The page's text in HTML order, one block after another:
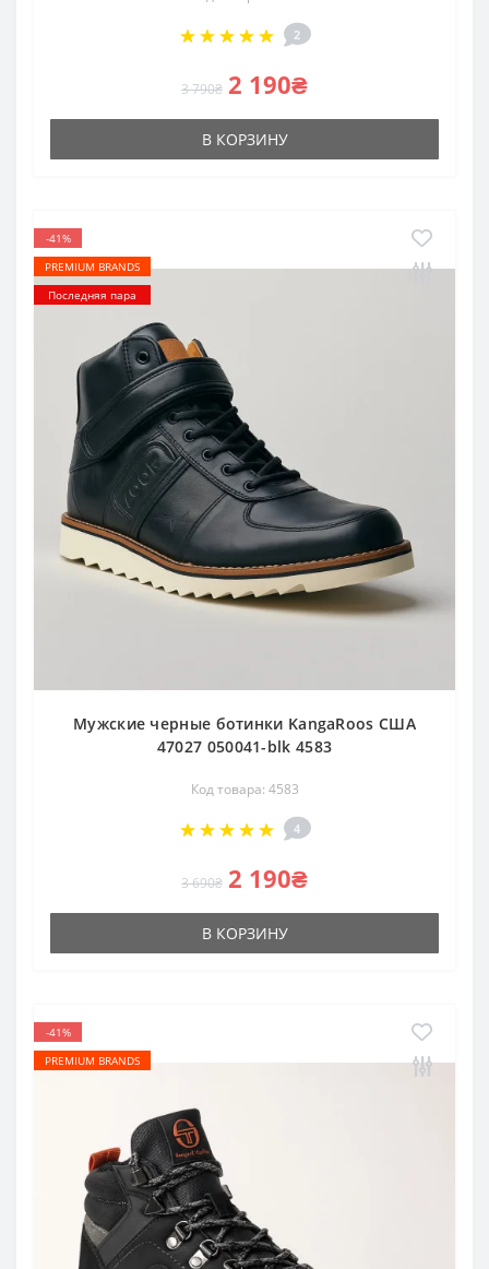
2
3 790₴ 2 190₴
В КОРЗИНУ
-41%
PREMIUM BRANDS
Последняя пара
Мужские черные ботинки KangaRoos США
47027 050041-blk 4583
Код товара: 4583
4
3 690₴ 2 190₴
В КОРЗИНУ
-41%
PREMIUM BRANDS